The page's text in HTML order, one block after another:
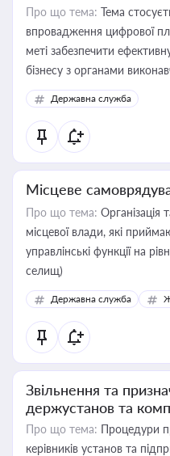
Про що тема: Тема
впровадження цифрової
меті забезпечити
бізнесу з органами
Державна служба
Місцеве
Про що тема: Організація
місцевої влади, які
управлінські функції на
селищ)
Державна служба
Звільнення та
держустанов та
Про що тема: Процедури
керівників установ та